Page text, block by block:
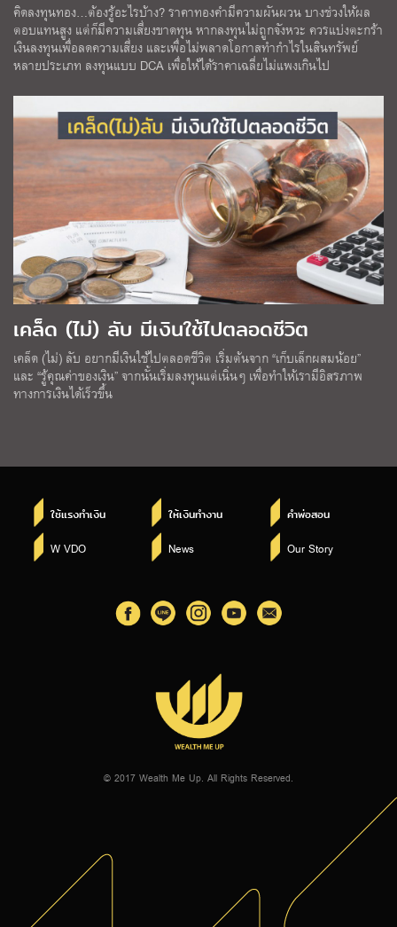
คิดลงทุนทอง…ต้องรู้อะไรบ้าง? ราคาทองคำมีความผันผวน บางช่วงให้ผล
ตอบแทนสูง แต่ก็มีความเสี่ยงขาดทุน หากลงทุนไม่ถูกจังหวะ ควรแบ่งตะกร้า
เงินลงทุนเพื่อลดความเสี่ยง และเพื่อไม่พลาดโอกาสทำกำไรในสินทรัพย์
หลายประเภท ลงทุนแบบ DCA เพื่อให้ได้ราคาเฉลี่ยไม่แพงเกินไป
เคล็ด (ไม่) ลับ มีเงินใช้ไปตลอดชีวิต
เคล็ด (ไม่) ลับ อยากมีเงินใช้ไปตลอดชีวิต เริ่มต้นจาก “เก็บเล็กผสมน้อย”
และ “รู้คุณค่าของเงิน” จากนั้นเริ่มลงทุนแต่เนิ่นๆ เพื่อทำให้เรามีอิสรภาพ
ทางการเงินได้เร็วขึ้น
ใช้แรงทำเงิน ให้เงินทำงาน คำพ่อสอน
W VDO News Our Story
© 2017 Wealth Me Up. All Rights Reserved.